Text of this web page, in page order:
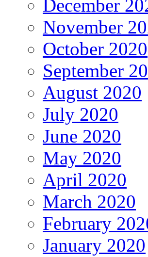
December
November
October 2020
September
August 2020
July 2020
June 2020
May 2020
April 2020
March 2020
February
January 2020